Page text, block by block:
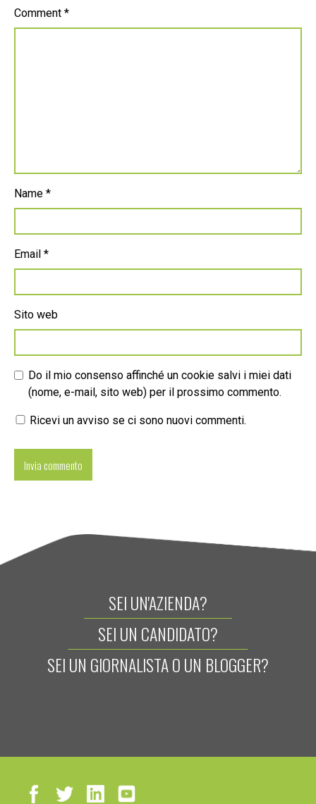
Comment *
Name *
Email *
Sito web
Do il mio consenso affinché un cookie salvi i miei dati
(nome, e-mail, sito web) per il prossimo commento.
Ricevi un avviso se ci sono nuovi commenti.
SEI UN'AZIENDA?
SEI UN CANDIDATO?
SEI UN GIORNALISTA O UN BLOGGER?